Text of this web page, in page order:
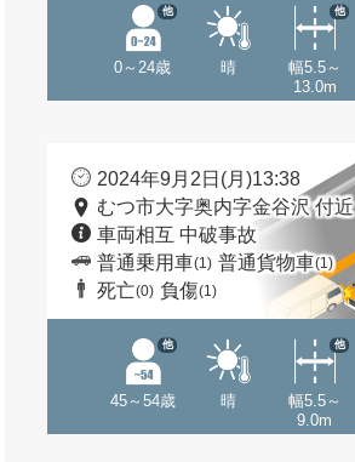
0～24歳
他
晴
幅5.5～
13.0m
他
2024年9月2日(月)13:38
むつ市大字奥内字金谷沢 付近
車両相互 中破事故
普通乗用車(1) 普通貨物車(1)
死亡(0) 負傷(1)
45～54歳
他
晴
幅5.5～
9.0m
他